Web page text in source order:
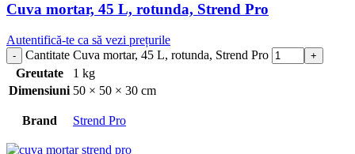
Cuva mortar, 45 L, rotunda, Strend Pro
Autentifică-te ca să vezi prețurile
Cantitate Cuva mortar, 45 L, rotunda, Strend Pro
Greutate
1 kg
Dimensiuni 50 × 50 × 30 cm
Brand Strend Pro